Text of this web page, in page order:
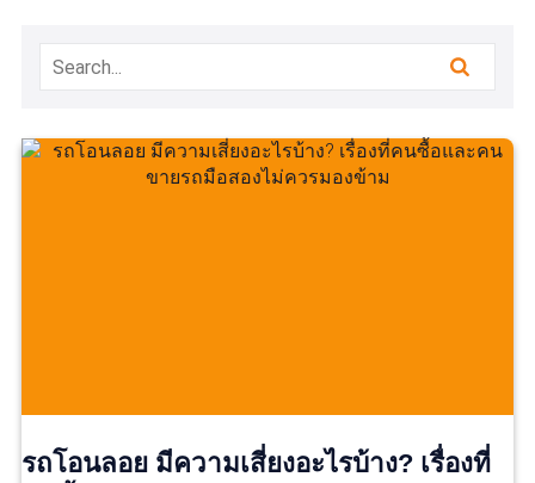
รถโอนลอย มีความเสี่ยงอะไรบ้าง? เรื่องที่